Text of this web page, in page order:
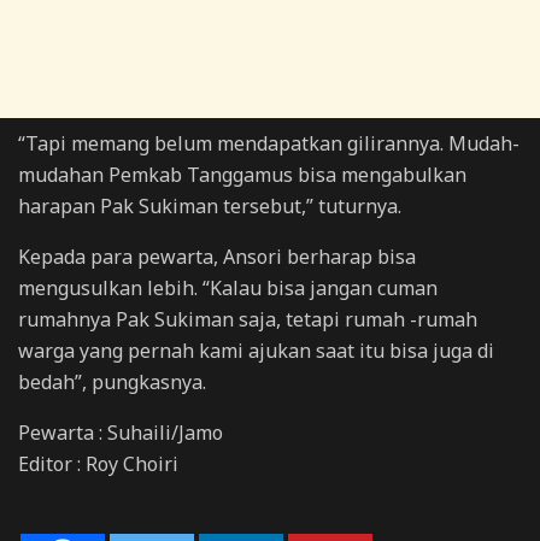
“Tapi memang belum mendapatkan gilirannya. Mudah-
mudahan Pemkab Tanggamus bisa mengabulkan
harapan Pak Sukiman tersebut,” tuturnya.
Kepada para pewarta, Ansori berharap bisa
mengusulkan lebih. “Kalau bisa jangan cuman
rumahnya Pak Sukiman saja, tetapi rumah -rumah
warga yang pernah kami ajukan saat itu bisa juga di
bedah”, pungkasnya.
Pewarta : Suhaili/Jamo
Editor : Roy Choiri